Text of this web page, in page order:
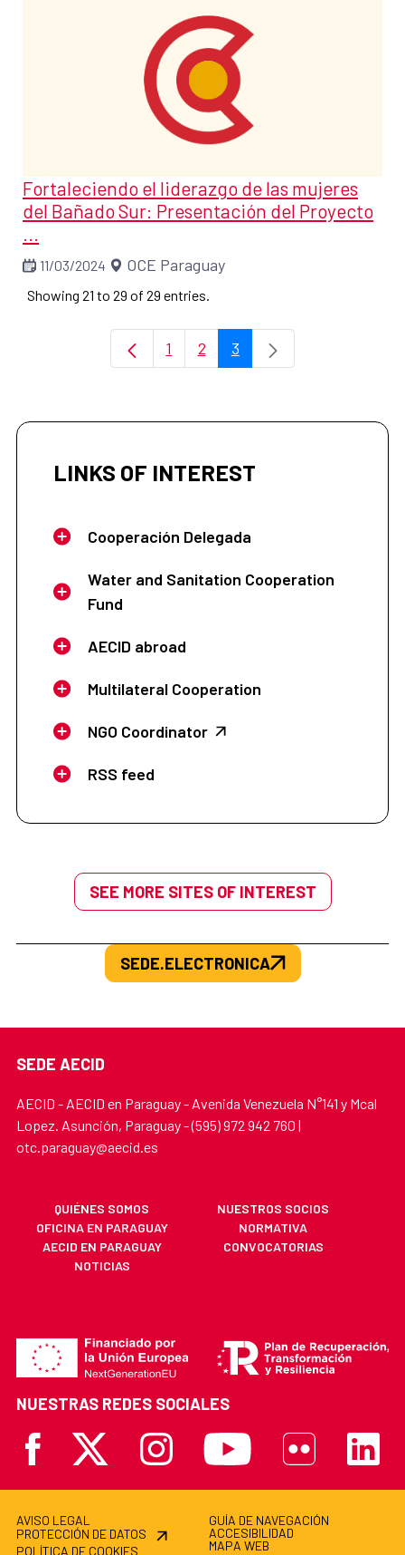
Fortaleciendo el liderazgo de las mujeres
del Bañado Sur: Presentación del Proyecto
11/03/2024 OCE Paraguay
Showing 21 to 29 of 29 entries.
Page
1 Page
2 Page
3
LINKS OF INTEREST
Cooperación Delegada
Water and Sanitation Cooperation
Fund
AECID abroad
Multilateral Cooperation
NGO Coordinator
RSS feed
SEE MORE SITES OF INTEREST
SEDE.ELECTRONICA
SEDE AECID
AECID - AECID en Paraguay - Avenida Venezuela N°141 y Mcal
Lopez. Asunción, Paraguay - (595) 972 942 760 |
otc.paraguay@aecid.es
QUIÉNES SOMOS
NUESTROS SOCIOS
OFICINA EN PARAGUAY
NORMATIVA
AECID EN PARAGUAY
CONVOCATORIAS
NOTICIAS
NUESTRAS REDES SOCIALES
Facebook
X InstagramYoutube Flickr Linkedin
AVISO LEGAL
PROTECCIÓN DE DATOS
POLÍTICA DE COOKIES
GUÍA DE NAVEGACIÓN
ACCESIBILIDAD
MAPA WEB